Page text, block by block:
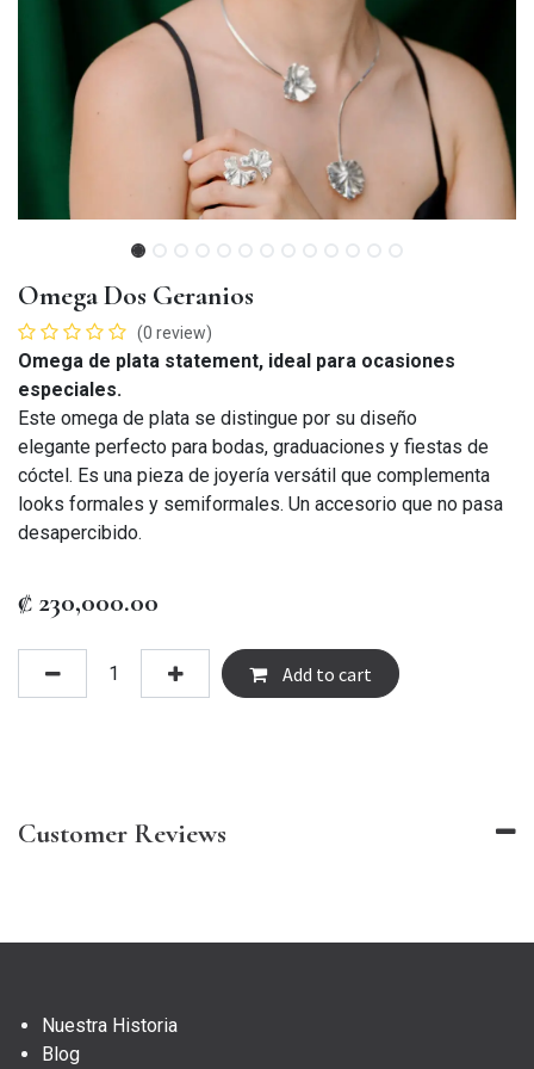
Omega Dos Geranios
(0 review)
Omega de plata statement, ideal para ocasiones
especiales.
Este omega de plata se distingue por su diseño
elegante perfecto para bodas, graduaciones y fiestas de
cóctel. Es una pieza de joyería versátil que complementa
looks formales y semiformales. Un accesorio que no pasa
desapercibido.
₡ 230,000.00
Add to cart
Customer Reviews
Nuestra Historia
Blog